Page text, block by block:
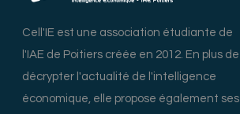
Cell'IE est une association étudiante de
l'IAE de Poitiers créée en 2012. En plus de
décrypter l'actualité de l'intelligence
économique, elle propose également ses